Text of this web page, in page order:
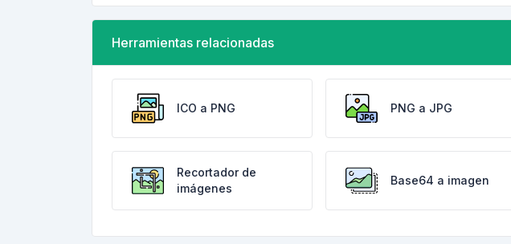
Herramientas relacionadas
ICO a PNG PNG a JPG
Recortador de
imágenes
Base64 a imagen